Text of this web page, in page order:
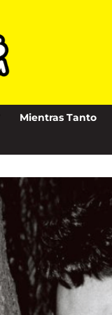
Mientras Tanto